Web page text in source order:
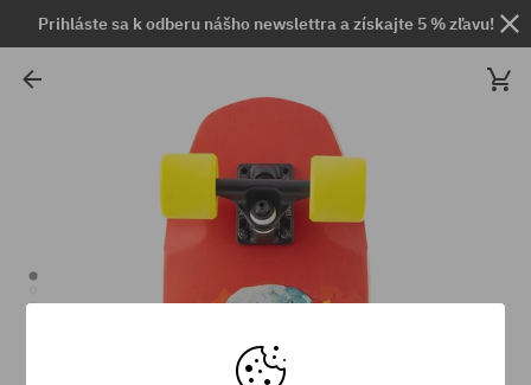
Prihláste sa k odberu nášho newslettra a získajte 5 % zľavu!